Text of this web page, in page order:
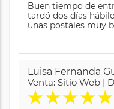
Buen tiempo de
tardó dos días
unas postales muy
Luisa Fernanda
Venta: Sitio Web |
★★★★★